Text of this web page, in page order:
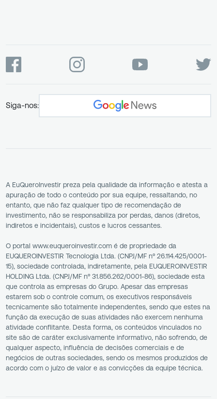
Siga-nos:
A EuQueroInvestir preza pela qualidade da informação e atesta a
apuração de todo o conteúdo por sua equipe, ressaltando, no
entanto, que não faz qualquer tipo de recomendação de
investimento, não se responsabiliza por perdas, danos (diretos,
indiretos e incidentais), custos e lucros cessantes.
O portal www.euqueroinvestir.com é de propriedade da
EUQUEROINVESTIR Tecnologia Ltda. (CNPJ/MF nº 26.114.425/0001-
15), sociedade controlada, indiretamente, pela EUQUEROINVESTIR
HOLDING Ltda. (CNPJ/MF nº 31.856.262/0001-86), sociedade esta
que controla as empresas do Grupo. Apesar das empresas
estarem sob o controle comum, os executivos responsáveis
tecnicamente são totalmente independentes, sendo que estes na
função da execução de suas atividades não exercem nenhuma
atividade conflitante. Desta forma, os conteúdos vinculados no
site são de caráter exclusivamente informativo, não sofrendo, de
qualquer aspecto, influência de decisões comerciais e de
negócios de outras sociedades, sendo os mesmos produzidos de
acordo com o juízo de valor e as convicções da equipe técnica.